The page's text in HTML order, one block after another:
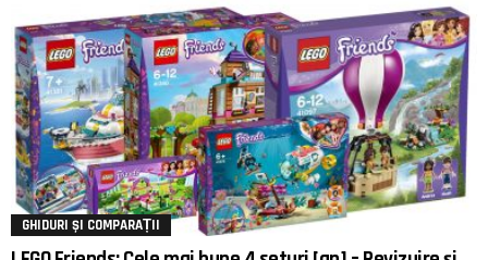
GHIDURI ȘI COMPARAȚII